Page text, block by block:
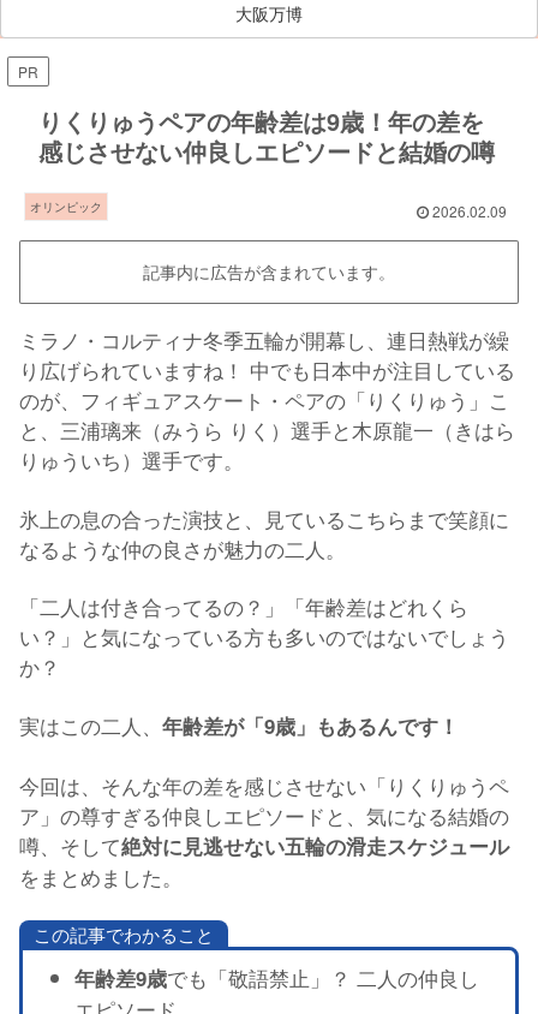
大阪万博
PR
りくりゅうペアの年齢差は9歳！年の差を
感じさせない仲良しエピソードと結婚の噂
オリンピック 2026.02.09
記事内に広告が含まれています。
ミラノ・コルティナ冬季五輪が開幕し、連日熱戦が繰
り広げられていますね！ 中でも日本中が注目している
のが、フィギュアスケート・ペアの「りくりゅう」こ
と、三浦璃来（みうら りく）選手と木原龍一（きはら
りゅういち）選手です。
氷上の息の合った演技と、見ているこちらまで笑顔に
なるような仲の良さが魅力の二人。
「二人は付き合ってるの？」「年齢差はどれくら
い？」と気になっている方も多いのではないでしょう
か？
実はこの二人、 年齢差が「9歳」もあるんです！
今回は、そんな年の差を感じさせない「りくりゅうペ
ア」の尊すぎる仲良しエピソードと、気になる結婚の
噂、そして絶対に見逃せない五輪の滑走スケジュール
をまとめました。
この記事でわかること
年齢差9歳でも「敬語禁止」？ 二人の仲良し